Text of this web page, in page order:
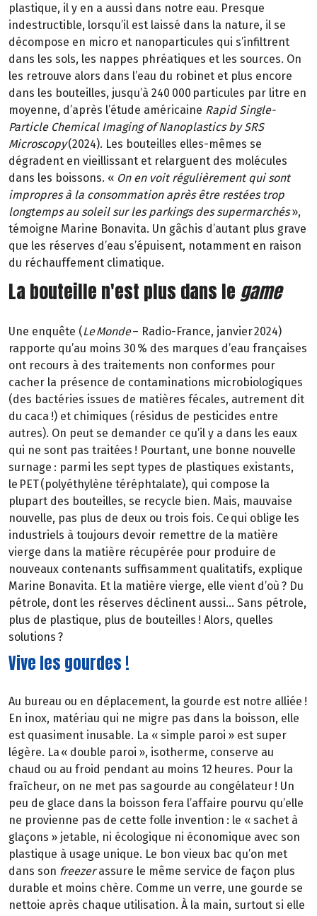
plastique, il y en a aussi dans notre eau. Presque
indestructible, lorsqu’il est laissé dans la nature, il se
décompose en micro et nanoparticules qui s’infiltrent
dans les sols, les nappes phréatiques et les sources. On
les retrouve alors dans l’eau du robinet et plus encore
dans les bouteilles, jusqu’à 240 000 particules par litre en
moyenne, d’après l’étude américaine Rapid Single-
Particle Chemical Imaging of Nanoplastics by SRS
Microscopy(2024). Les bouteilles elles-mêmes se
dégradent en vieillissant et relarguent des molécules
dans les boissons. « On en voit régulièrement qui sont
impropres à la consommation après être restées trop
longtemps au soleil sur les parkings des supermarchés»,
témoigne Marine Bonavita. Un gâchis d’autant plus grave
que les réserves d’eau s’épuisent, notamment en raison
du réchauffement climatique.
La bouteille n'est plus dans le game
Une enquête (Le Monde– Radio-France, janvier 2024)
rapporte qu’au moins 30 % des marques d’eau françaises
ont recours à des traitements non conformes pour
cacher la présence de contaminations microbiologiques
(des bactéries issues de matières fécales, autrement dit
du caca !) et chimiques (résidus de pesticides entre
autres). On peut se demander ce qu’il y a dans les eaux
qui ne sont pas traitées ! Pourtant, une bonne nouvelle
surnage : parmi les sept types de plastiques existants,
le PET (polyéthylène téréphtalate), qui compose la
plupart des bouteilles, se recycle bien. Mais, mauvaise
nouvelle, pas plus de deux ou trois fois. Ce qui oblige les
industriels à toujours devoir remettre de la matière
vierge dans la matière récupérée pour produire de
nouveaux contenants suffisamment qualitatifs, explique
Marine Bonavita. Et la matière vierge, elle vient d’où ? Du
pétrole, dont les réserves déclinent aussi… Sans pétrole,
plus de plastique, plus de bouteilles ! Alors, quelles
solutions ?
Vive les gourdes !
Au bureau ou en déplacement, la gourde est notre alliée !
En inox, matériau qui ne migre pas dans la boisson, elle
est quasiment inusable. La « simple paroi » est super
légère. La « double paroi », isotherme, conserve au
chaud ou au froid pendant au moins 12 heures. Pour la
fraîcheur, on ne met pas sa gourde au congélateur ! Un
peu de glace dans la boisson fera l’affaire pourvu qu’elle
ne provienne pas de cette folle invention : le « sachet à
glaçons » jetable, ni écologique ni économique avec son
plastique à usage unique. Le bon vieux bac qu’on met
dans son freezerassure le même service de façon plus
durable et moins chère. Comme un verre, une gourde se
nettoie après chaque utilisation. À la main, surtout si elle